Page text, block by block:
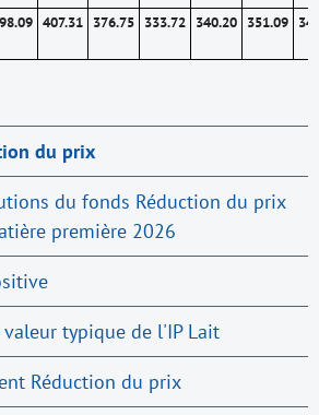
407.31 376.75 333.72 340.20 351.09
du prix
du fonds Réduction du prix
première 2026
valeur typique de l'IP Lait
Réduction du prix